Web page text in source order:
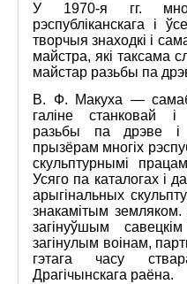
У 1970-я гг.
рэспубліканскага і
творчыя знаходкі і
майстра, які таксама
майстар разьбы па
В. Ф. Макуха —
галіне станковай і
разьбы па дрэве і
прызёрам многіх
скульптурнымі
Усяго па каталогах і
арыгінальных
знакамітым земляком.
загінуўшым
загінулым воінам,
гэтага часу
Драгічынскага раёна.